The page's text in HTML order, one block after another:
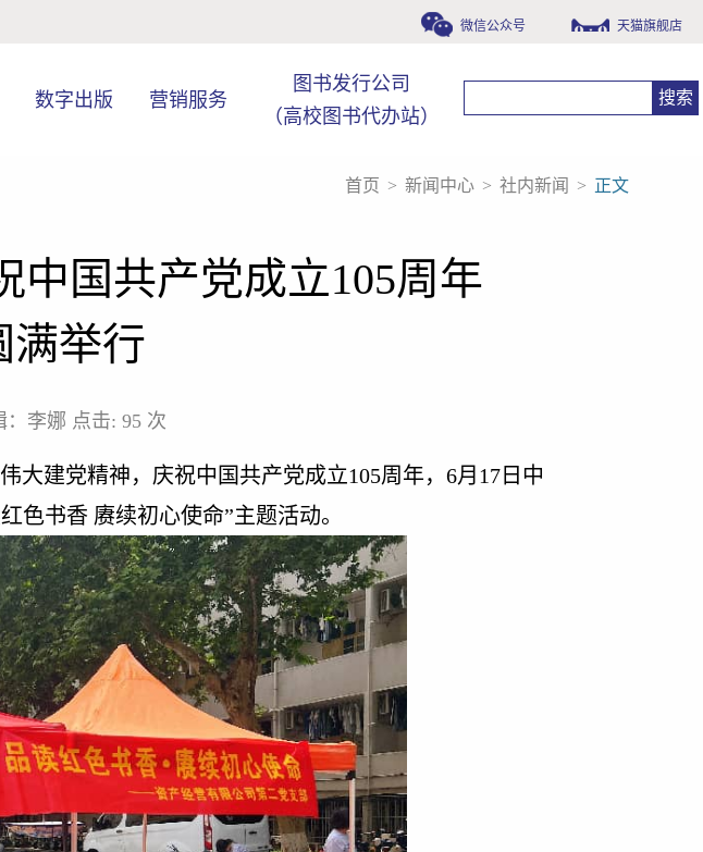
微信公众号 天猫旗舰店
数字出版 营销服务
图书发行公司
（高校图书代办站）
首页 > 新闻中心 > 社内新闻 > 正文
中国共产党成立105周年
满举行
：李娜 点击: 95 次
大建党精神，庆祝中国共产党成立105周年，6月17日中
色书香 赓续初心使命”主题活动。